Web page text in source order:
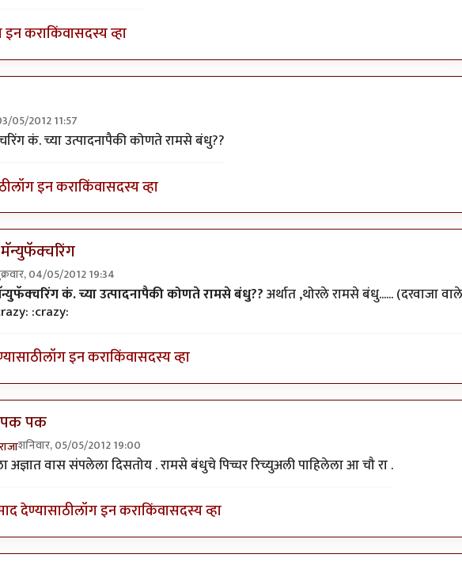
इन कराकिंवासदस्य व्हा
05/2012 11:57
byपरिकथेतील राजकुमार
कं. च्या उत्पादनापैकी कोणते रामसे बंधु??
लॉग इन कराकिंवासदस्य व्हा
04/05/2012 19:34
नक्की कोण?byविवेक मोडक
कं. च्या उत्पादनापैकी कोणते रामसे बंधु??अर्थात ,थोरले रामसे बंधु...... (दरवाजा वाले
:crazy:
लॉग इन कराकिंवासदस्य व्हा
पक
शनिवार, 05/05/2012 19:00
toरामसे बंधु मॅन्युफॅक्चरिंगbyपक पक पक
अज्ञात वास संपलेला दिसतोय . रामसे बंधुचे पिच्चर रिच्युअली पाहिलेला आ चौ रा .
देण्यासाठीलॉग इन कराकिंवासदस्य व्हा